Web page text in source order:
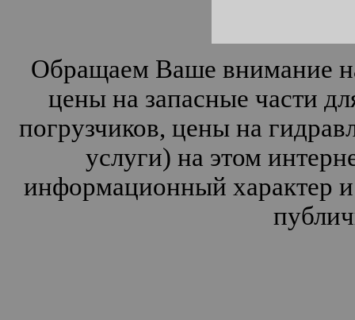
Обращаем Ваше внимание
цены на запасные части
погрузчиков, цены на
услуги) на этом
информационный характер и